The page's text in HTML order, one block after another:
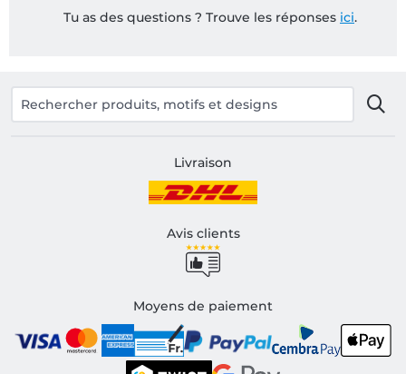
Tu as des questions ? Trouve les réponses ici.
Livraison
Avis clients
Moyens de paiement